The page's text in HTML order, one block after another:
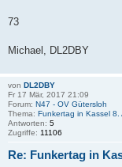
73
Michael, DL2DBY
von DL2DBY
Fr 17 Mär, 2017 21:09
Forum: N47 - OV Gütersloh
Thema: Funkertag in Kassel 8.
Antworten: 5
Zugriffe: 11106
Re: Funkertag in